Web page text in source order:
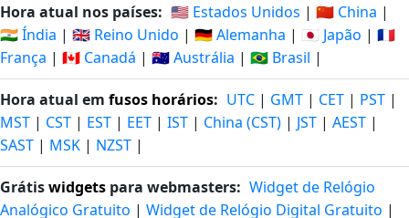
Hora atual nos países: 🇺🇸 Estados Unidos | 🇨🇳 China |
🇮🇳 Índia | 🇬🇧 Reino Unido | 🇩🇪 Alemanha | 🇯🇵 Japão | 🇫🇷
França | 🇨🇦 Canadá | 🇦🇺 Austrália | 🇧🇷 Brasil |
Hora atual em fusos horários: UTC | GMT | CET | PST |
MST | CST | EST | EET | IST | China (CST) | JST | AEST |
SAST | MSK | NZST |
Grátiswidgets para webmasters: Widget de Relógio
Analógico Gratuito | Widget de Relógio Digital Gratuito |